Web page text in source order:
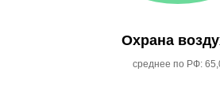
Охрана
среднее по РФ: